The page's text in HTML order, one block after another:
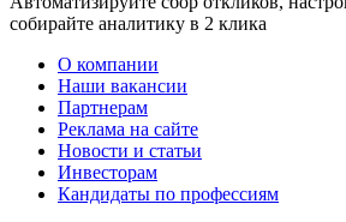
собирайте аналитику в 2 клика
О компании
Наши вакансии
Партнерам
Реклама на сайте
Новости и статьи
Инвесторам
Кандидаты по профессиям